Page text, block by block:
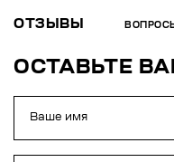
ОТЗЫВЫ
ОСТАВЬТЕ